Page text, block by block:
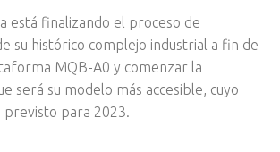
está finalizando el proceso de
su histórico complejo industrial a fin de
MQB-A0 y comenzar la
será su modelo más accesible, cuyo
previsto para 2023.